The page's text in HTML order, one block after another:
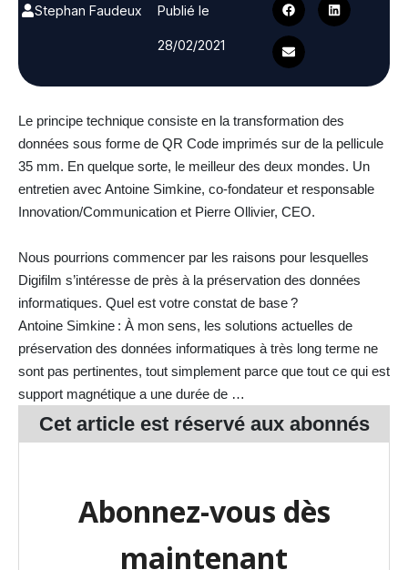
Stephan Faudeux
Publié le
28/02/2021
Le principe technique consiste en la transformation des
données sous forme de QR Code imprimés sur de la pellicule
35 mm. En quelque sorte, le meilleur des deux mondes. Un
entretien avec Antoine Simkine, co-fondateur et responsable
Innovation/Communication et Pierre Ollivier, CEO.
Nous pourrions commencer par les raisons pour lesquelles
Digifilm s’intéresse de près à la préservation des données
informatiques. Quel est votre constat de base ?
Antoine Simkine : À mon sens, les solutions actuelles de
préservation des données informatiques à très long terme ne
sont pas pertinentes, tout simplement parce que tout ce qui est
support magnétique a une durée de …
Cet article est réservé aux abonnés
Abonnez-vous dès
maintenant